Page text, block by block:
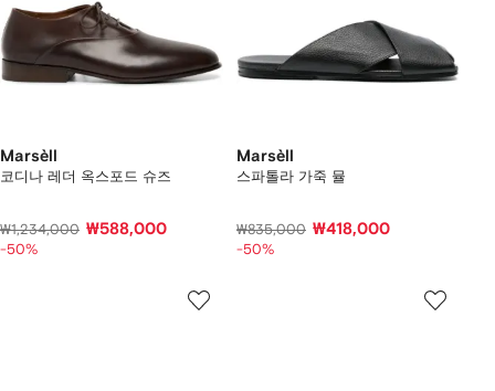
Marsèll
코디나 레더 옥스포드 슈즈
₩1,234,000 ₩588,000
-50%
Marsèll
스파톨라 가죽 뮬
₩835,000 ₩418,000
-50%